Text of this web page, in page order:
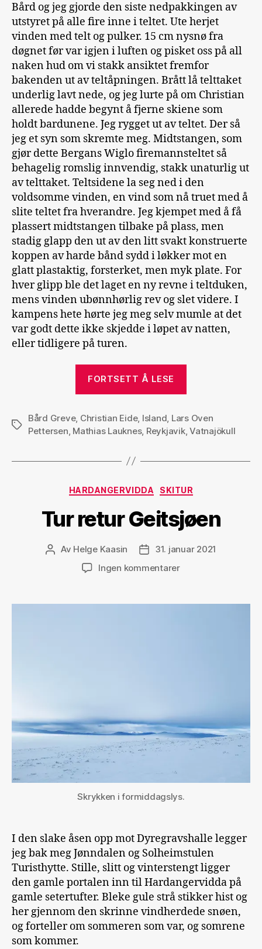
Bård og jeg gjorde den siste nedpakkingen av
utstyret på alle fire inne i teltet. Ute herjet
vinden med telt og pulker. 15 cm nysnø fra
døgnet før var igjen i luften og pisket oss på all
naken hud om vi stakk ansiktet fremfor
bakenden ut av teltåpningen. Brått lå telttaket
underlig lavt nede, og jeg lurte på om Christian
allerede hadde begynt å fjerne skiene som
holdt bardunene. Jeg rygget ut av teltet. Der så
jeg et syn som skremte meg. Midtstangen, som
gjør dette Bergans Wiglo firemannsteltet så
behagelig romslig innvendig, stakk unaturlig ut
av telttaket. Teltsidene la seg ned i den
voldsomme vinden, en vind som nå truet med å
slite teltet fra hverandre. Jeg kjempet med å få
plassert midtstangen tilbake på plass, men
stadig glapp den ut av den litt svakt konstruerte
koppen av harde bånd sydd i løkker mot en
glatt plastaktig, forsterket, men myk plate. For
hver glipp ble det laget en ny revne i teltduken,
mens vinden ubønnhørlig rev og slet videre. I
kampens hete hørte jeg meg selv mumle at det
var godt dette ikke skjedde i løpet av natten,
eller tidligere på turen.
FORTSETT Å LESE
Stikkord
Bård Greve, Christian Eide, Island Lars Oven
Pettersen Mathias Lauknes, Reykjavik,Vatnajökull
Kategorier
HARDANGERVIDDA SKITUR
Tur retur Geitsjøen
Innleggsforfatter
Av Helge Kaasin Publiseringsdato
31. januar 2021
Ingen kommentarertil
Geitsjøen
Skrykken i formiddagslys.
I den slake åsen opp mot Dyregravshalle legger
jeg bak meg Jønndalen og Solheimstulen
Turisthytte. Stille, slitt og vinterstengt ligger
den gamle portalen inn til Hardangervidda på
gamle setertufter. Bleke gule strå stikker hist og
her gjennom den skrinne vindherdede snøen,
og forteller om sommeren som var, og somrene
som kommer.